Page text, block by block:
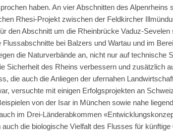
haben. An vier Abschnitten des Alpenrheins
Rhesi-Projekt zwischen der Feldkircher
den Abschnitt um die Rheinbrücke Vaduz-Sevelen
bei Balzers und Wartau und im
die Naturverbände an, nicht nur auf technische
Sicherheit des Rheins verbessern und zusätzlich
die auch die Anliegen der ufernahen
versuchte mit einigen Erfolgsprojekten an
von der Isar in München sowie nahe
im Drei-Länderabkommen
die biologische Vielfalt des Flusses für künftige